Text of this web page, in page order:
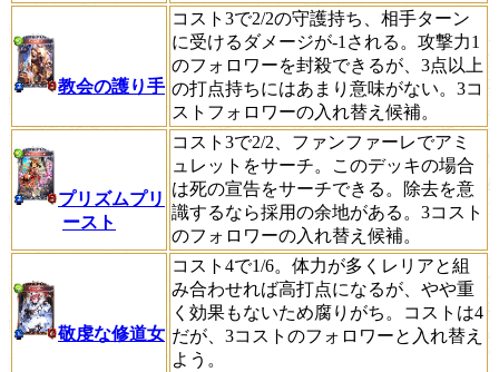
教会の護り手
コスト3で2/2の守護持ち、相手ターン
に受けるダメージが-1される。攻撃力1
のフォロワーを封殺できるが、3点以上
の打点持ちにはあまり意味がない。3コ
ストフォロワーの入れ替え候補。
プリズムプリ
ースト
コスト3で2/2、ファンファーレでアミ
ュレットをサーチ。このデッキの場合
は死の宣告をサーチできる。除去を意
識するなら採用の余地がある。3コスト
のフォロワーの入れ替え候補。
敬虔な修道女
コスト4で1/6。体力が多くレリアと組
み合わせれば高打点になるが、やや重
く効果もないため腐りがち。コストは4
だが、3コストのフォロワーと入れ替え
よう。